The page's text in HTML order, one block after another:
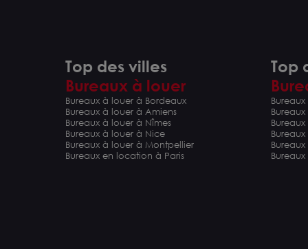
Top des villes
Bureaux à louer
Bureaux à louer à Bordeaux
Bureaux à louer à Amiens
Bureaux à louer à Nîmes
Bureaux à louer à Nice
Bureaux à louer à Montpellier
Bureaux en location à Paris
Top